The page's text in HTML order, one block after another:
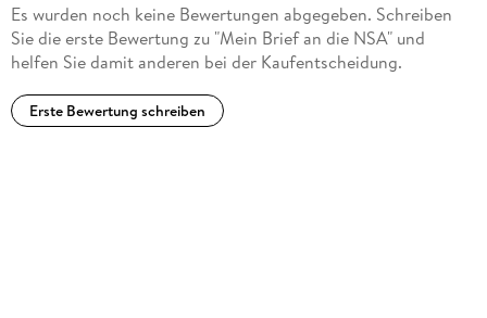
Es wurden noch keine Bewertungen abgegeben. Schreiben
Sie die erste Bewertung zu "Mein Brief an die NSA" und
helfen Sie damit anderen bei der Kaufentscheidung.
Erste Bewertung schreiben